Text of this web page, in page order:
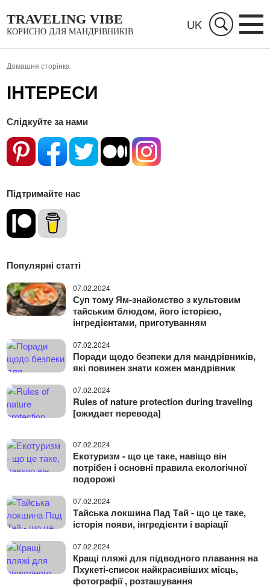
TRAVELING VIBE
КОРИСНО ДЛЯ МАНДРІВНИКІВ UK
Домашня сторінка
ІНТЕРЕСИ
Слідкуйте за нами
Підтримайте нас
Популярні статті
07.02.2024
Суп тому Ям-знайомство з культовим
тайським блюдом, його історією,
інгредієнтами, приготуванням
07.02.2024
Поради щодо безпеки для мандрівників,
які повинен знати кожен мандрівник
07.02.2024
Rules of nature protection during traveling
[ожидает перевода]
07.02.2024
Екотуризм - що це таке, навіщо він
потрібен і основні правила екологічної
подорожі
07.02.2024
Тайська локшина Пад Тай - що це таке,
історія появи, інгредієнти і варіації
07.02.2024
Кращі пляжі для підводного плавання на
Пхукеті-список найкрасивіших місць,
фотографії , розташування